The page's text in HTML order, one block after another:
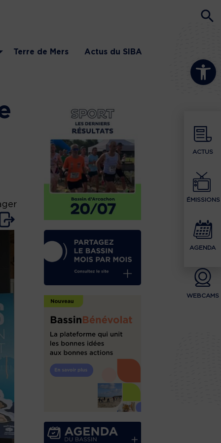
Ouvrir la
ACTUS
ÉMISSIONS
AGENDA
WEBCAMS
Terre de Mers Actus du SIBA